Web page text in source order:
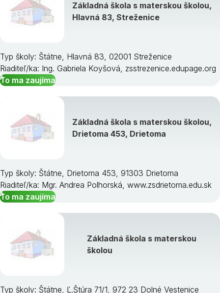
Základná škola s materskou školou,
Hlavná 83, Streženice
Typ školy: Štátne, Hlavná 83, 02001 Streženice
Riaditeľ/ka: Ing. Gabriela Koyšová, zsstrezenice.edupage.org
To ma zaujíma
Základná škola s materskou školou,
Drietoma 453, Drietoma
Typ školy: Štátne, Drietoma 453, 91303 Drietoma
Riaditeľ/ka: Mgr. Andrea Polhorská, www.zsdrietoma.edu.sk
To ma zaujíma
Základná škola s materskou
školou
Typ školy: Štátne, Ľ.Štúra 71/1, 972 23 Dolné Vestenice